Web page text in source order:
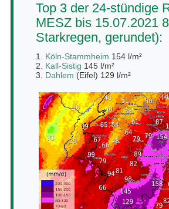
Top 3 der 24-stündige
MESZ bis 15.07.2021
Starkregen, gerundet):
1. Köln-Stammheim 154 l/m²
2. Kall-Sistig 145 l/m²
3. Dahlem (Eifel) 129 l/m²